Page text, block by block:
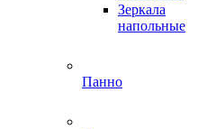
Зеркала
напольные
Панно